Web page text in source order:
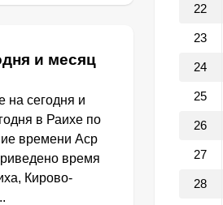
и месяц
на сегодня и
в Раихе по
времени Аср
время
Кирово-
22
23
24
25
26
27
28